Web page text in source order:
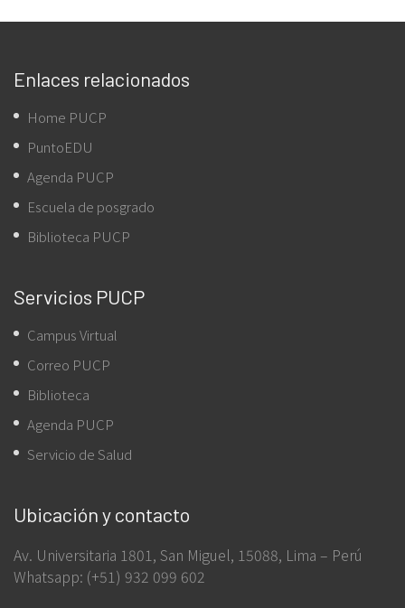
Enlaces relacionados
Home PUCP
PuntoEDU
Agenda PUCP
Escuela de posgrado
Biblioteca PUCP
Servicios PUCP
Campus Virtual
Correo PUCP
Biblioteca
Agenda PUCP
Servicio de Salud
Ubicación y contacto
Av. Universitaria 1801, San Miguel, 15088, Lima – Perú
Whatsapp: (+51) 932 099 602